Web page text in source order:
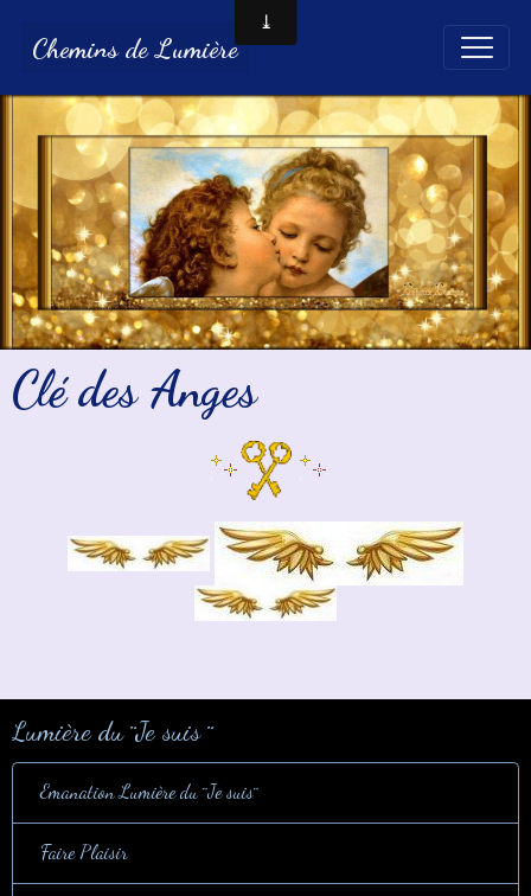
Chemins de Lumière
Clé des Anges
Lumière du ¨Je suis ¨
Emanation Lumière du ¨Je suis¨
Faire Plaisir